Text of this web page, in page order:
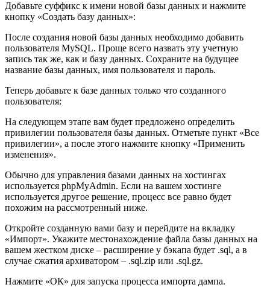
Добавьте суффикс к имени новой базы данных и нажмите
кнопку «Создать базу данных»:
После создания новой базы данных необходимо добавить
пользователя MySQL. Проще всего назвать эту учетную
запись так же, как и базу данных. Сохраните на будущее
название базы данных, имя пользователя и пароль.
Теперь добавьте к базе данных только что созданного
пользователя:
На следующем этапе вам будет предложено определить
привилегии пользователя базы данных. Отметьте пункт «Все
привилегии», а после этого нажмите кнопку «Применить
изменения».
Обычно для управления базами данных на хостингах
используется phpMyAdmin. Если на вашем хостинге
используется другое решение, процесс все равно будет
похожим на рассмотренный ниже.
Откройте созданную вами базу и перейдите на вкладку
«Импорт». Укажите местонахождение файла базы данных на
вашем жестком диске – расширение у бэкапа будет .sql, а в
случае сжатия архиватором – .sql.zip или .sql.gz.
Нажмите «ОК» для запуска процесса импорта дампа.